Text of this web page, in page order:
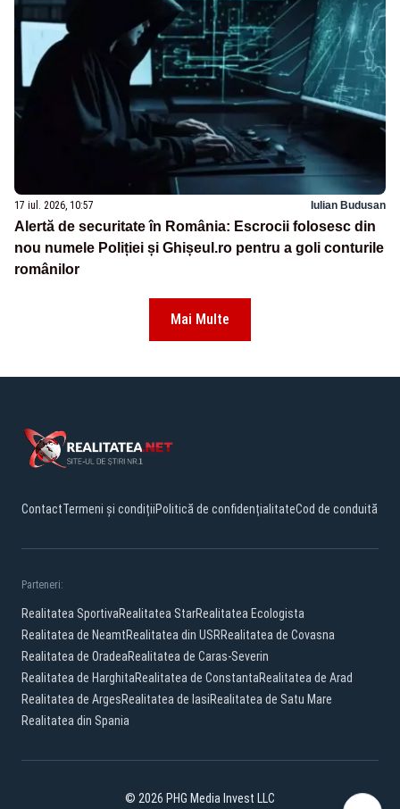
17 iul. 2026, 10:57 Iulian Budusan
Alertă de securitate în România: Escrocii folosesc din
nou numele Poliției și Ghișeul.ro pentru a goli conturile
românilor
Mai Multe
ContactTermeni și condițiiPolitică de confidențialitateCod de conduită
Parteneri:
Realitatea SportivaRealitatea StarRealitatea Ecologista
Realitatea de NeamtRealitatea din USRRealitatea de Covasna
Realitatea de OradeaRealitatea de Caras-Severin
Realitatea de HarghitaRealitatea de ConstantaRealitatea de Arad
Realitatea de ArgesRealitatea de IasiRealitatea de Satu Mare
Realitatea din Spania
© 2026 PHG Media Invest LLC